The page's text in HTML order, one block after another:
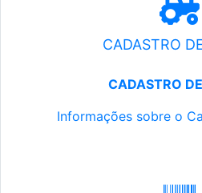
CADASTRO
CADASTRO
Informações sobre o